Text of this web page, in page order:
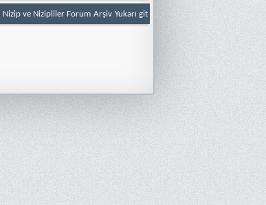
Nizip ve Nizipliler Forum Arşiv Yukarı git